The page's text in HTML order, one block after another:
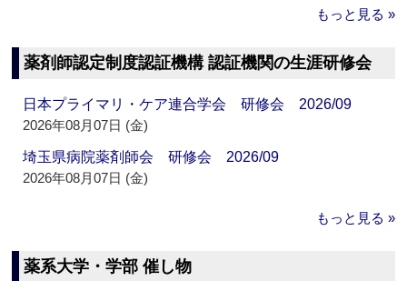
もっと見る »
薬剤師認定制度認証機構 認証機関の生涯研修会
日本プライマリ・ケア連合学会 研修会 2026/09
2026年08月07日 (金)
埼玉県病院薬剤師会 研修会 2026/09
2026年08月07日 (金)
もっと見る »
薬系大学・学部 催し物